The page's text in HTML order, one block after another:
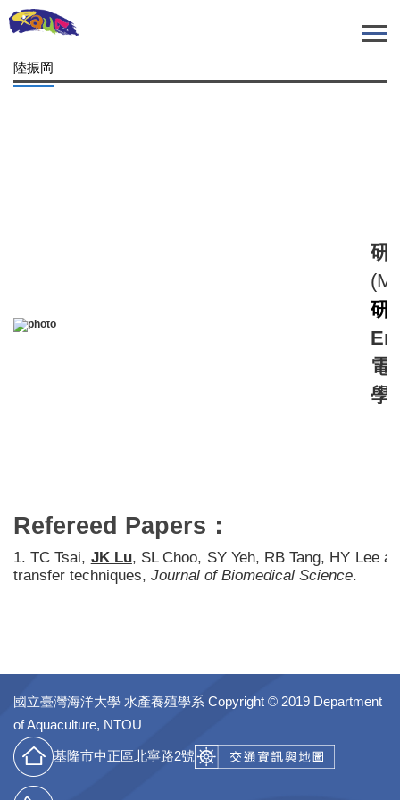
跳
到
要
內
陸振岡
研
(
研
電
學
Refereed Papers：
1. TC Tsai, JK Lu, SL Choo, SY Yeh, RB Tang, HY Lee
transfer techniques, Journal of Biomedical Science.
國立臺灣海洋大學 水產養殖學系 Copyright © 2019 Department
of Aquaculture, NTOU
基隆市中正區北寧路2號